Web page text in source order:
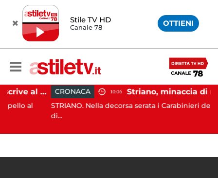
Stile TV HD
Canale 78 OTTIENI
Paestum, Codacons scrive al ministro Giuli: "Rilanciare scavi dell'Anfiteatro nell'area archeologica"
al
CRONACA 10:06
STRIANO. Nella decorsa serata i Carabinieri della